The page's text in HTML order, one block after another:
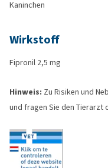
Kaninchen
Wirkstoff
Fipronil 2,5 mg
Hinweis: Zu Risiken und
und fragen Sie den Tierarzt